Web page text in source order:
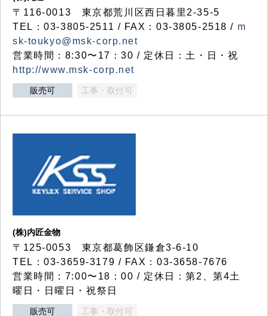
〒116-0013 東京都荒川区西日暮里2-35-5
TEL：03-3805-2511 / FAX：03-3805-2518 / m
sk-toukyo@msk-corp.net
営業時間：8:30〜17：30 / 定休日：土・日・祝
http://www.msk-corp.net
販売可 工事・取付可
(株)内匠金物
〒125-0053 東京都葛飾区鎌倉3-6-10
TEL：03-3659-3179 / FAX：03-3658-7676
営業時間：7:00〜18：00 / 定休日：第2、第4土
曜日・日曜日・祝祭日
販売可 工事・取付可